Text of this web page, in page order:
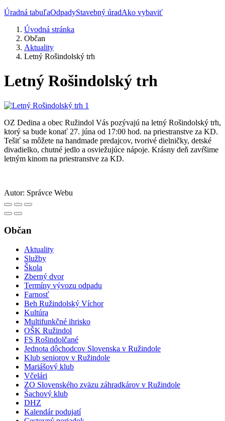
Úradná tabuľaOdpadyStavebný úradAko vybaviť
Úvodná stránka
Občan
Aktuality
Letný Rošindolský trh
Letný Rošindolský trh
OZ Dedina a obec Ružindol Vás pozývajú na letný Rošindolský trh,
ktorý sa bude konať 27. júna od 17:00 hod. na priestranstve za KD.
Tešiť sa môžete na handmade predajcov, tvorivé dielničky, detské
divadielko, chutné jedlo a osviežujúce nápoje. Krásny deň zavŕšime
letným kinom na priestranstve za KD.
Autor: Správce Webu
Občan
Aktuality
Služby
Škola
Zberný dvor
Termíny vývozu odpadu
Farnosť
Beh Ružindolský Víchor
Kultúra
Multifunkčné ihrisko
OŠK Ružindol
FS Rošindolčané
Jednota dôchodcov Slovenska v Ružindole
Klub seniorov v Ružindole
Mariášový klub
Včelári
ZO Slovenského zväzu záhradkárov v Ružindole
Šachový klub
DHZ
Kalendár podujatí